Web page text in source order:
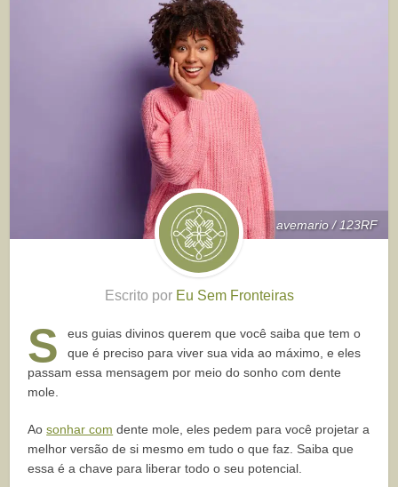
avemario / 123RF
Escrito por Eu Sem Fronteiras
S
eus guias divinos querem que você saiba que tem o
que é preciso para viver sua vida ao máximo, e eles
passam essa mensagem por meio do sonho com dente
mole.
Aosonhar com dente mole, eles pedem para você projetar a
melhor versão de si mesmo em tudo o que faz. Saiba que
essa é a chave para liberar todo o seu potencial.